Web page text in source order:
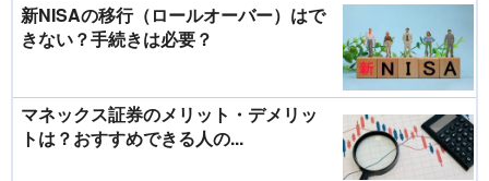
新NISAの移行（ロールオーバー）はで
きない？手続きは必要？
マネックス証券のメリット・デメリッ
トは？おすすめできる人の...